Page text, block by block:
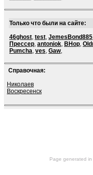
Только что были на сайте:
46ghost, test, JemesBond885
Прессер, antoniok, BHop,
Pumcha, ves, Gaw,
Справочная:
Николаев
Воскресенск
Page generated